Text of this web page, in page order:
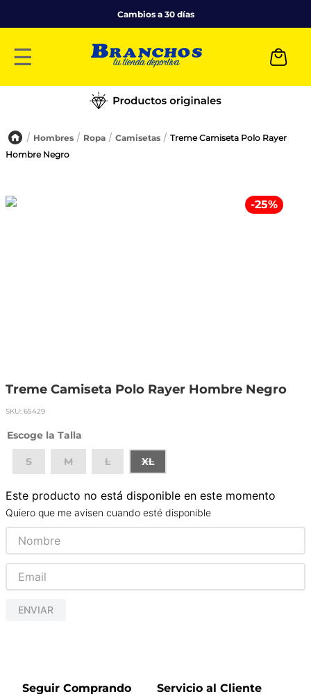
Cambios a 30 días
☰
Hombres Ropa Camisetas
Treme Camiseta Polo Rayer
Hombre Negro
-25%
Treme Camiseta Polo Rayer Hombre Negro
SKU: 65429
Talla
S M L XL
Este producto no está disponible en este momento
Quiero que me avisen cuando esté disponible
ENVIAR
Seguir Comprando Servicio al Cliente